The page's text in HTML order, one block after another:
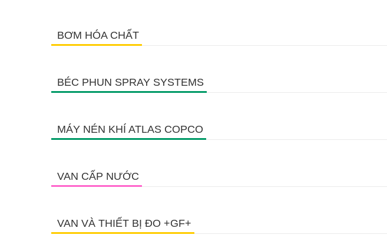
BƠM HÓA CHẤT
BÉC PHUN SPRAY SYSTEMS
MÁY NÉN KHÍ ATLAS COPCO
VAN CẤP NƯỚC
VAN VÀ THIẾT BỊ ĐO +GF+